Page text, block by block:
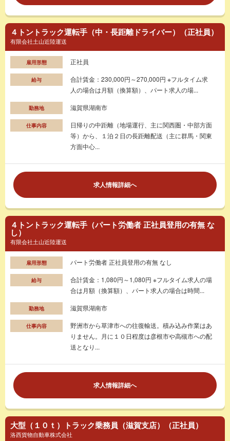
４トントラック運転手（中・長距離ドライバー）（正社員）
有限会社土山近陸運送
雇用形態 正社員
給与
合計賃金：230,000円～270,000円 ※フルタイム求
人の場合は月額（換算額）、パート求人の場...
勤務地 滋賀県湖南市
仕事内容
日帰りの中距離（地場運行、主に関西圏・中部方面
等）から、１泊２日の長距離配送（主に群馬・関東
方面中心...
求人情報詳細へ
４トントラック運転手（パート労働者 正社員登用の有無 な
し）
有限会社土山近陸運送
雇用形態 パート労働者 正社員登用の有無 なし
給与
合計賃金：1,080円～1,080円 ※フルタイム求人の場
合は月額（換算額）、パート求人の場合は時間...
勤務地 滋賀県湖南市
仕事内容
野洲市から草津市への往復輸送。積み込み作業はあ
りません。月に１０日程度は彦根市や高槻市への配
送となり...
求人情報詳細へ
大型（１０ｔ）トラック乗務員（滋賀支店）（正社員）
洛西貨物自動車株式会社